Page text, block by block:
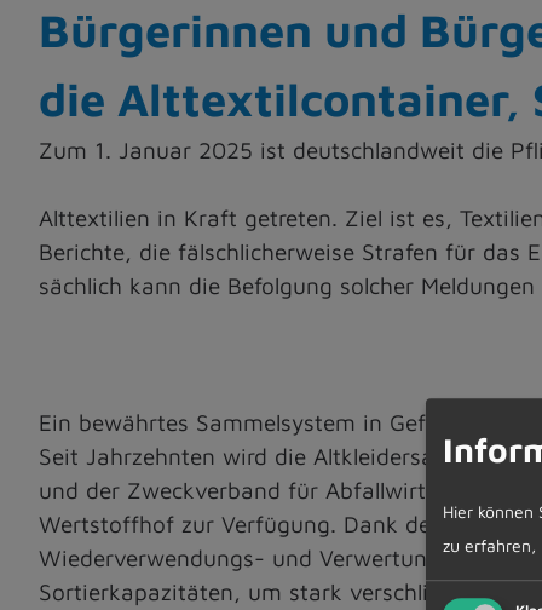
Bürgerinnen und
die Alttextilcontainer,
Zum 1. Januar 2025 ist deutschlandweit die
Alttextilien in Kraft getreten. Ziel ist es,
Berichte, die fälschlicherweise Strafen für das
sächlich kann die Befolgung solcher
Ein bewährtes Sammelsystem in Gefahr
Seit Jahrzehnten wird die Altkleidersammlung
und der Zweckverband für Abfallwirtschaft
Wertstoffhof zur Verfügung. Dank der hohen
Wiederverwendungs- und Verwertungsquote
Sortierkapazitäten, um stark verschlissene
Hier können
zu erfahren,